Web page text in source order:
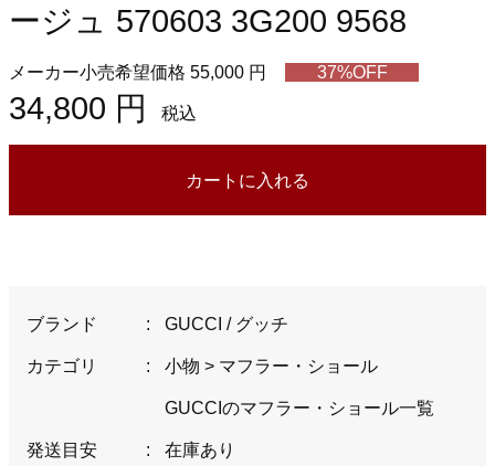
ージュ 570603 3G200 9568
メーカー小売希望価格 55,000 円 37%OFF
34,800 円 税込
カートに入れる
ブランド : GUCCI / グッチ
カテゴリ : 小物 > マフラー・ショール
GUCCIのマフラー・ショール一覧
発送目安 : 在庫あり